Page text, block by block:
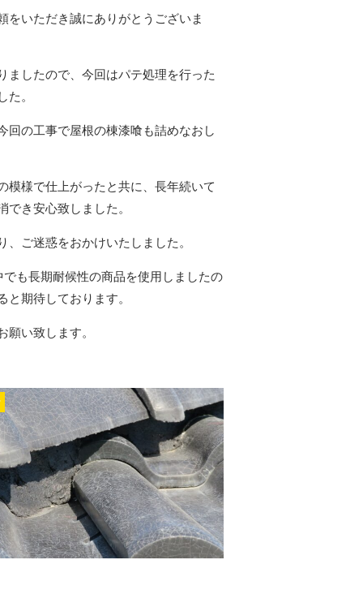
をいただき誠にありがとうございま
ましたので、今回はパテ処理を行った
た。
回の工事で屋根の棟漆喰も詰めなおし
模様で仕上がったと共に、長年続いて
き安心致しました。
ご迷惑をおかけいたしました。
も長期耐候性の商品を使用しましたの
期待しております。
願い致します。